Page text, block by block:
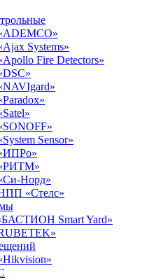
Systems»
Fire Detectors»
Sensor»
Норд»
«Стелс»
Smart Yard»